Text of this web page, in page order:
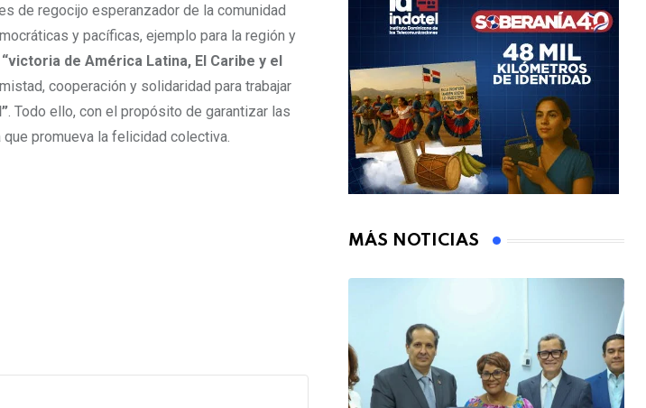
de regocijo esperanzador de la comunidad
y pacíficas, ejemplo para la región y
“victoria de América Latina, El Caribe y el
cooperación y solidaridad para trabajar
. Todo ello, con el propósito de garantizar las
promueva la felicidad colectiva.
MÁS NOTICIAS